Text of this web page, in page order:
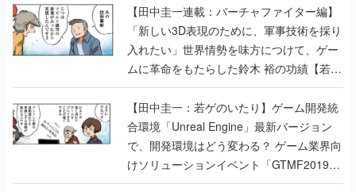
【田中圭一連載：バーチャファイター編】
「新しい3D表現のために、軍事技術を採り
入れたい」世界情勢を味方につけて、ゲー
ムに革命をもたらした鈴木 裕の功績【若ゲ
のいたり】
【田中圭一：若ゲのいたり】ゲーム開発統
合環境「Unreal Engine」最新バージョン
で、開発環境はどう変わる？ ゲーム業界向
けソリューションイベント「GTMF2019」
に行って、より理解を深めよう【PR】